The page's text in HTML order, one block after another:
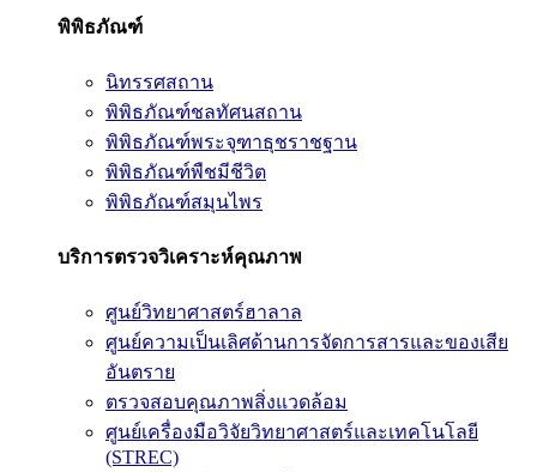
พิพิธภัณฑ์
นิทรรศสถาน
พิพิธภัณฑ์ชลทัศนสถาน
พิพิธภัณฑ์พระจุฑาธุชราชฐาน
พิพิธภัณฑ์พืชมีชีวิต
พิพิธภัณฑ์สมุนไพร
บริการตรวจวิเคราะห์คุณภาพ
ศูนย์วิทยาศาสตร์ฮาลาล
ศูนย์ความเป็นเลิศด้านการจัดการสารและของเสีย
อันตราย
ตรวจสอบคุณภาพสิ่งแวดล้อม
ศูนย์เครื่องมือวิจัยวิทยาศาสตร์และเทคโนโลยี
(STREC)